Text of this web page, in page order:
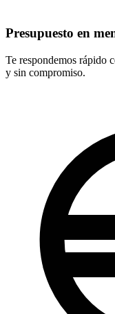
Presupuesto en
Te respondemos rápido
y sin compromiso.